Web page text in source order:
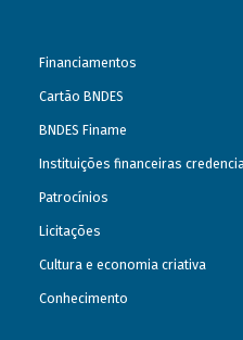
Financiamentos
Cartão BNDES
BNDES Finame
Instituições financeiras
Patrocínios
Licitações
Cultura e economia criativa
Conhecimento